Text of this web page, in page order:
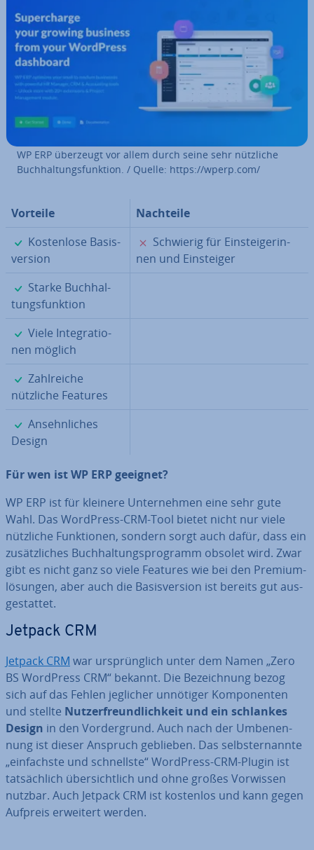
WP ERP überzeugt vor allem durch seine sehr nützliche
Buch­hal­tungs­funk­ti­on. / Quelle: https://wperp.com/
Vorteile
Nachteile
✓
Kos­ten­lo­se Ba­sis­
ver­si­on
✗
Schwierig für Ein­stei­ge­rin­
nen und Ein­stei­ger
✓
Starke Buch­hal­
tungs­funk­ti­on
✓
Viele In­te­gra­tio­
nen möglich
✓
Zahl­rei­che
nützliche Features
✓
An­sehn­li­ches
Design
Für wen ist WP ERP geeignet?
WP ERP ist für kleinere Un­ter­neh­men eine sehr gute
Wahl. Das WordPress-CRM-Tool bietet nicht nur viele
nützliche Funk­tio­nen, sondern sorgt auch dafür, dass ein
zu­sätz­li­ches Buch­hal­tungs­pro­gramm obsolet wird. Zwar
gibt es nicht ganz so viele Features wie bei den Pre­mi­um­
lö­sun­gen, aber auch die Ba­sis­ver­si­on ist bereits gut aus­
ge­stat­tet.
Jetpack CRM
Jetpack CRM war ur­sprüng­lich unter dem Namen „Zero
BS WordPress CRM“ bekannt. Die Be­zeich­nung bezog
sich auf das Fehlen jeglicher unnötiger Kom­po­nen­ten
und stellte Nut­zer­freund­lich­keit und ein schlankes
Design in den Vor­der­grund. Auch nach der Um­be­nen­
nung ist dieser Anspruch geblieben. Das selbst­er­nann­te
„ein­fachs­te und schnells­te“ WordPress-CRM-Plugin ist
tat­säch­lich über­sicht­lich und ohne großes Vorwissen
nutzbar. Auch Jetpack CRM ist kostenlos und kann gegen
Aufpreis erweitert werden.